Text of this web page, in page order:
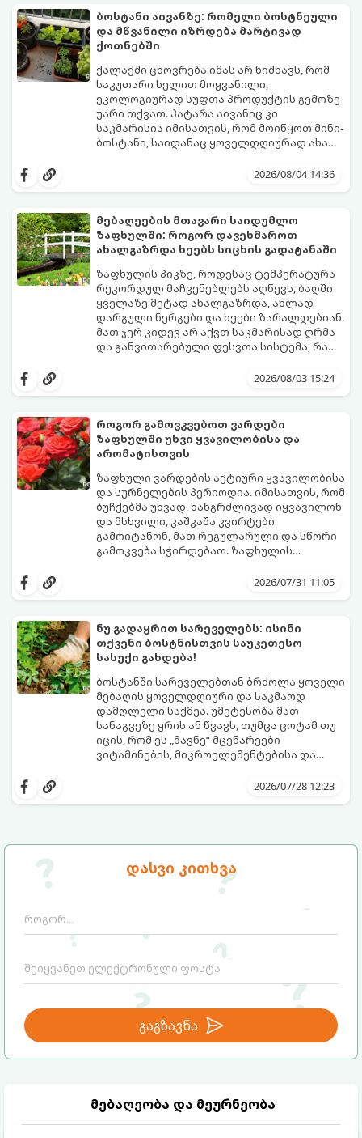
დასვი კითხვა
გაგზავნა
მებაღეობა და მეურნეობა
ბოსტანი აივანზე: რომელი ბოსტნეული
და მწვანილი იზრდება მარტივად
ქოთნებში
ქალაქში ცხოვრება იმას არ ნიშნავს, რომ
საკუთარი ხელით მოყვანილი,
ეკოლოგიურად სუფთა პროდუქტის გემოზე
უარი თქვათ. პატარა აივანიც კი
საკმარისია იმისათვის, რომ მოიწყოთ მინი-
ბოსტანი, საიდანაც ყოველდღიურად ახალ,
სასიამოვნო და ესთეტიკური ჰობია.
კარგად და როგორ მოუაროთ მათ სწორად.
2026/08/04 14:36
მებაღეების მთავარი საიდუმლო
ზაფხულში: როგორ დავეხმაროთ
ახალგაზრდა ხეებს სიცხის გადატანაში
ზაფხულის პიკზე, როდესაც ტემპერატურა
რეკორდულ მაჩვენებლებს აღწევს, ბაღში
ყველაზე მეტად ახალგაზრდა, ახლად
დარგული ნერგები და ხეები ზარალდებიან.
მათ ჯერ კიდევ არ აქვთ საკმარისად ღრმა
და განვითარებული ფესვთა სისტემა, რათა
დამოუკიდებლად მოიპოვონ.
არ დავეხმარებით, მათ შესაძლოა
შეხვდნენ.
გთავაზობთ მებაღეების გამოცდილ
საიდუმლოებებსა და ოქროს წესებს, თუ
როგორ გადავარჩინოთ ახალგაზრდა ხეები
ზაფხულის სიცხეში:
2026/08/03 15:24
როგორ გამოვკვებოთ ვარდები
ზაფხულში უხვი ყვავილობისა და
არომატისთვის
ზაფხული ვარდების აქტიური ყვავილობისა
და სურნელების პერიოდია. იმისათვის, რომ
ბუჩქებმა უხვად, ხანგრძლივად იყვავილონ
და მსხვილი, კაშკაშა კვირტები
გამოიტანონ, მათ რეგულარული და სწორი
გამოკვება სჭირდებათ. ზაფხულის
იცვლება, ამიტომ მნიშვნელოვანია
გამოვკვებოთ ვარდები ზაფხულში
2026/07/31 11:05
ნუ გადაყრით სარეველებს: ისინი
თქვენი ბოსტნისთვის საუკეთესო
სასუქი გახდება!
ბოსტანში სარეველებთან ბრძოლა ყოველი
მებაღის ყოველდღიური და საკმაოდ
დამღლელი საქმეა. უმეტესობა მათ
სანაგვეზე ყრის ან წვავს, თუმცა ცოტამ თუ
იცის, რომ ეს „მავნე“ მცენარეები
ვიტამინების, მიკროელემენტებისა და
ეკოლოგიურად სუფთა და საოცრად
გთავაზობთ სარეველების
საუკეთესო მეთოდს:
2026/07/28 12:23